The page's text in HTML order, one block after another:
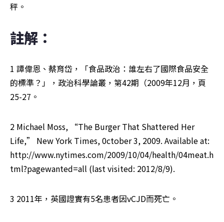
秤。
註解：
1 譚偉恩、蔡育岱，「食品政治：誰左右了國際食品安全
的標準？」，政治科學論叢，第42期（2009年12月，頁
25-27。
2 Michael Moss, “The Burger That Shattered Her
Life,” New York Times, 0ctober 3, 2009. Available at:
http://www.nytimes.com/2009/10/04/health/04meat.h
tml?pagewanted=all (last visited: 2012/8/9).
3 2011年，英國證實有5名患者因vCJD而死亡。